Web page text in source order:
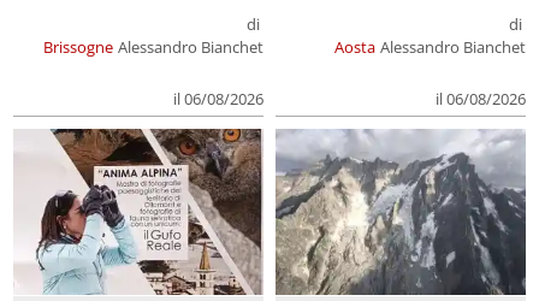
Brissogne
di
Alessandro Bianchet
il 06/08/2026
Aosta
di
Alessandro Bianchet
il 06/08/2026